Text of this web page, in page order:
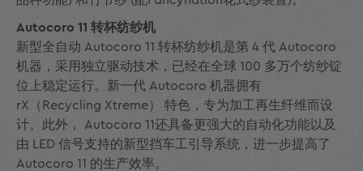
Autocoro 11 转杯纺纱机
新型全自动 Autocoro 11 转杯纺纱机是第 4 代 Autocoro
机器，采用独立驱动技术，已经在全球 100 多万个纺纱锭
位上稳定运行。新一代 Autocoro 机器拥有
rX（Recycling Xtreme） 特色，专为加工再生纤维而设
计。此外， Autocoro 11还具备更强大的自动化功能以及
由 LED 信号支持的新型挡车工引导系统，进一步提高了
Autocoro 11 的生产效率。